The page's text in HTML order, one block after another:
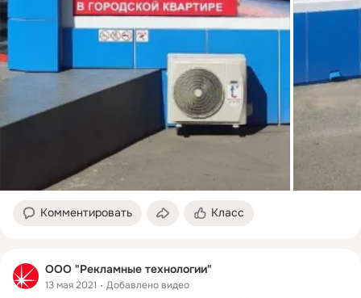
Комментировать Класс
ООО "Рекламные технологии"
13 мая 2021 Добавлено видео